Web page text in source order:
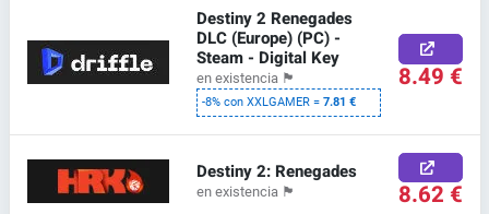
Destiny 2 Renegades
DLC (Europe) (PC) -
Steam - Digital Key
en existencia 🏴
-8% con XXLGAMER =7.81 €
8.49 €
Destiny 2: Renegades
en existencia 🏴 8.62 €